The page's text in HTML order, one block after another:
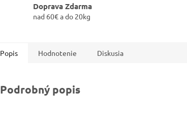
Doprava Zdarma
nad 60€ a do 20kg
Popis Hodnotenie Diskusia
Podrobný popis